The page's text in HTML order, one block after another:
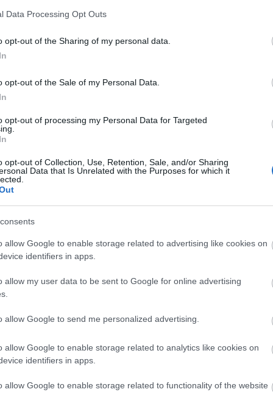
Data Processing Opt Outs
opt-out of the Sharing of my personal data.
opt-out of the Sale of my Personal Data.
opt-out of processing my Personal Data for Targeted
opt-out of Collection, Use, Retention, Sale, and/or Sharing
Data that Is Unrelated with the Purposes for which it
allow Google to enable storage related to advertising like cookies on
identifiers in apps.
allow my user data to be sent to Google for online advertising
allow Google to send me personalized advertising.
allow Google to enable storage related to analytics like cookies on
identifiers in apps.
allow Google to enable storage related to functionality of the website
The Corporation
O. Caruso
Táncszínház
az élet metafizikus szabadsága.
elnémulnak- korunk kaméleonja: skizofrén szado-
tűhegynyi murder- genetics... Total-System,
kent figurája embertelen tempót diktál,
zuhanva. Alakja a számítógépes játékok hőseit,
az egyes világok között szörfölő fantasy hősöket
századi ikonná, mely kitörölhetetlenül
2004/3 )
de képet akar alkotni a színpadi történések
és hangélményeket ott sem gyűszűvel mérik.